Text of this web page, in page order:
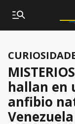
hallan en
anfibio
Venezuela